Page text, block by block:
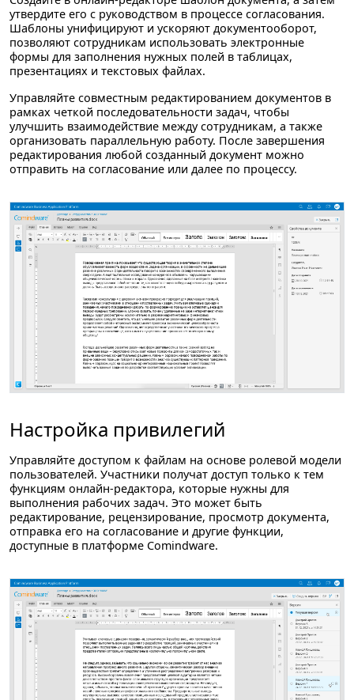
утвердите его с руководством в процессе согласования.
Шаблоны унифицируют и ускоряют документооборот,
позволяют сотрудникам использовать электронные
формы для заполнения нужных полей в таблицах,
презентациях и текстовых файлах.
Управляйте совместным редактированием документов в
рамках четкой последовательности задач, чтобы
улучшить взаимодействие между сотрудникам, а также
организовать параллельную работу. После завершения
редактирования любой созданный документ можно
отправить на согласование или далее по процессу.
Настройка привилегий
Управляйте доступом к файлам на основе ролевой модели
пользователей. Участники получат доступ только к тем
функциям онлайн-редактора, которые нужны для
выполнения рабочих задач. Это может быть
редактирование, рецензирование, просмотр документа,
отправка его на согласование и другие функции,
доступные в платформе Comindware.